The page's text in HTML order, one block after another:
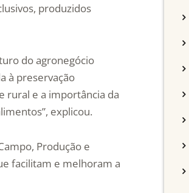
produzidos
do agronegócio
à preservação
rural e a importância da
explicou.
Produção e
facilitam e melhoram a